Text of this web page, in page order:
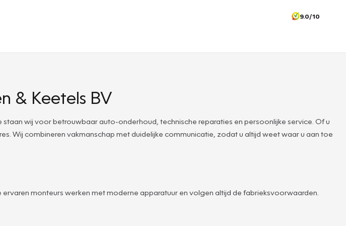
9.0/10
& Keetels BV
wij voor betrouwbaar auto-onderhoud, technische reparaties en persoonlijke service. Of u
Wij combineren vakmanschap met duidelijke communicatie, zodat u altijd weet waar u aan toe
monteurs werken met moderne apparatuur en volgen altijd de fabrieksvoorwaarden.